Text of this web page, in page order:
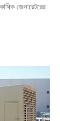
জেনারেটরের